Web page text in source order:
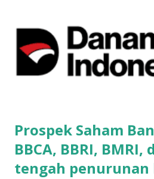
rekening BCA atau Permata nya.
kamu sudah memakai rekening
Permata, kamu tidak perlu print
langsung daftar sampai selesai
Prospek Saham
BBCA, BBRI, BMRI,
tengah penurunan